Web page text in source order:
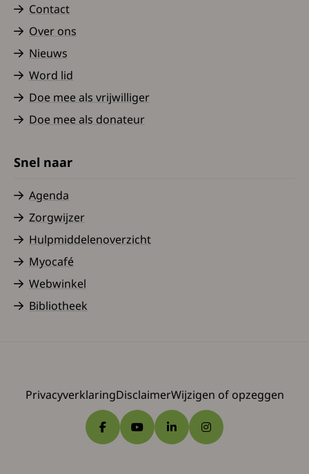
Contact
Over ons
Nieuws
Word lid
Doe mee als vrijwilliger
Doe mee als donateur
Snel naar
Agenda
Zorgwijzer
Hulpmiddelenoverzicht
Myocafé
Webwinkel
Bibliotheek
PrivacyverklaringDisclaimerWijzigen of opzeggen
Ga naar Facebook
Ga naar YouTube
Ga naar LinkedIn
Ga naar Instagram